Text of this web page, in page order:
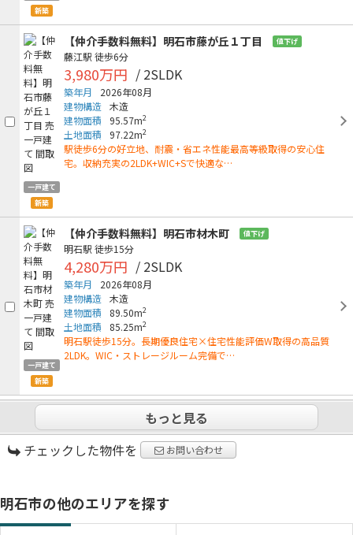
新築
一戸建て
新築
【仲介手数料無料】明石市藤が丘１丁目 値下げ
藤江駅 徒歩6分
3,980万円 / 2SLDK
築年月
2026年08月
建物構造 木造
建物面積
95.57m2
土地面積 97.22m2
駅徒歩6分の好立地、耐震・省エネ性能最高等級取得の安心住
宅。収納充実の2LDK+WIC+Sで快適な…
一戸建て
新築
【仲介手数料無料】明石市材木町 値下げ
明石駅 徒歩15分
4,280万円 / 2SLDK
築年月
2026年08月
建物構造 木造
建物面積
89.50m2
土地面積 85.25m2
明石駅徒歩15分。長期優良住宅×住宅性能評価W取得の高品質
2LDK。WIC・ストレージルーム完備で…
もっと見る
チェックした物件を
お問い合わせ
明石市の他のエリアを探す